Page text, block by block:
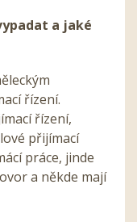
a jaké
řízení.
řízení,
přijímací
práce, jinde
a někde mají